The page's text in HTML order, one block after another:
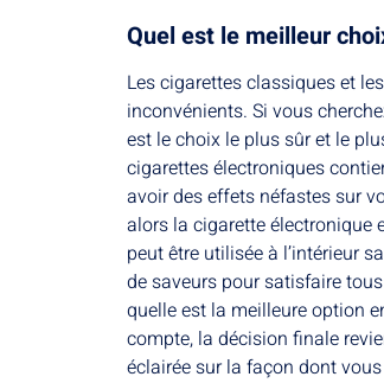
Quel est le meilleur
Les cigarettes classiques et
inconvénients. Si vous
est le choix le plus sûr et le
cigarettes électroniques
avoir des effets néfastes sur
alors la cigarette électronique
peut être utilisée à l’intérieur
de saveurs pour satisfaire
quelle est la meilleure option
compte, la décision finale
éclairée sur la façon dont